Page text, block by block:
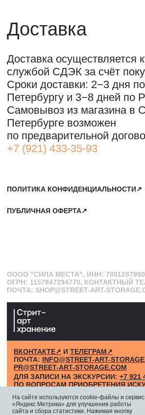
САНКТ-ПЕТЕРБУРГ, СЕВКАБЕЛЬ ПОРТ
КОЖЕВЕННАЯ УЛИЦА, 40Е
2-Й ЭТАЖ, ДОМОФОН 19#
ВКОНТАКТЕ↗
ПОЧТА:
INFO@STREET-ART-STORAGE.COM,
PR@STREET-ART-STORAGE.COM
ДЛЯ ЗАПИСИ НА ЭКСКУРСИИ:+7 921 433-35-93
ПО ВОПРОСАМ ПРИОБРЕТЕНИЯ ИСКУССТВА:
+7 911 779-63-95
На сайте используются cookie-файлы и сервис
«Яндекс Метрика» для улучшения работы
сайта и сбора статистики. Нажимая кнопку